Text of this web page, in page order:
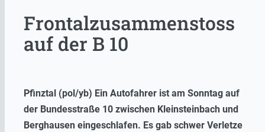
Frontalzusammenstoss
auf der B 10
Pfinztal (pol/yb) Ein Autofahrer ist am Sonntag auf
der Bundesstraße 10 zwischen Kleinsteinbach und
Berghausen eingeschlafen. Es gab schwer Verletze